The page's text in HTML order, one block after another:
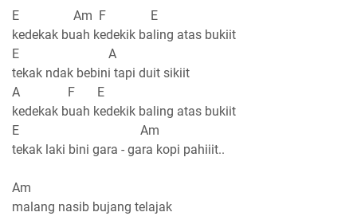
E Am F E
kedekak buah kedekik baling atas bukiit
E A
tekak ndak bebini tapi duit sikiit
A F E
kedekak buah kedekik baling atas bukiit
E Am
tekak laki bini gara - gara kopi pahiiit..
Am
malang nasib bujang telajak